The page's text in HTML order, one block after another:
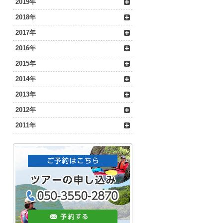
2019年
2018年
2017年
2016年
2015年
2014年
2013年
2012年
2011年